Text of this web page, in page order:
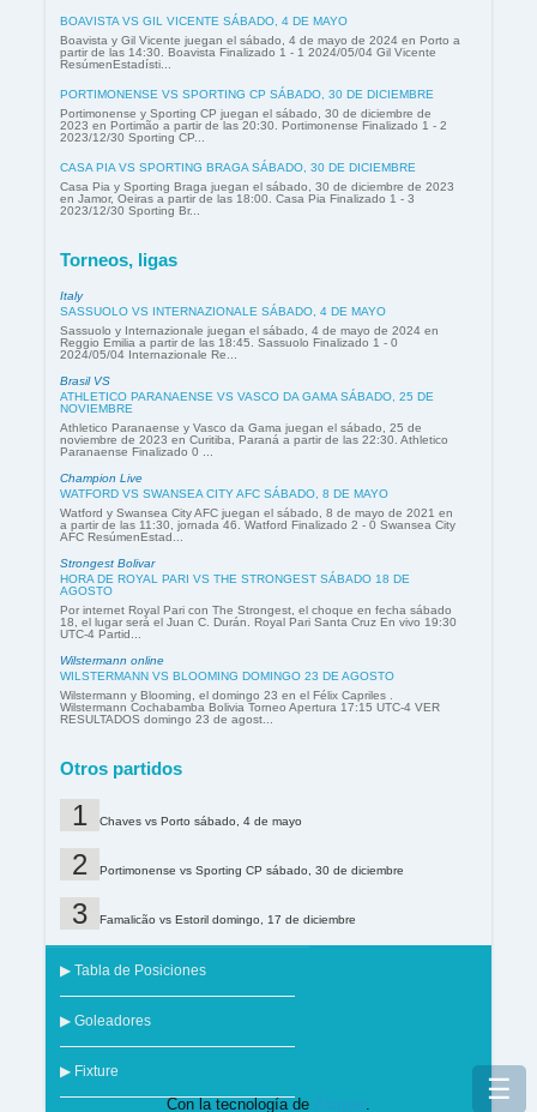
BOAVISTA VS GIL VICENTE SÁBADO, 4 DE MAYO
Boavista y Gil Vicente juegan el sábado, 4 de mayo de 2024 en Porto a
partir de las 14:30. Boavista Finalizado 1 - 1 2024/05/04 Gil Vicente
ResúmenEstadísti...
PORTIMONENSE VS SPORTING CP SÁBADO, 30 DE DICIEMBRE
Portimonense y Sporting CP juegan el sábado, 30 de diciembre de
2023 en Portimão a partir de las 20:30. Portimonense Finalizado 1 - 2
2023/12/30 Sporting CP...
CASA PIA VS SPORTING BRAGA SÁBADO, 30 DE DICIEMBRE
Casa Pia y Sporting Braga juegan el sábado, 30 de diciembre de 2023
en Jamor, Oeiras a partir de las 18:00. Casa Pia Finalizado 1 - 3
2023/12/30 Sporting Br...
Torneos, ligas
Italy
SASSUOLO VS INTERNAZIONALE SÁBADO, 4 DE MAYO
Sassuolo y Internazionale juegan el sábado, 4 de mayo de 2024 en
Reggio Emilia a partir de las 18:45. Sassuolo Finalizado 1 - 0
2024/05/04 Internazionale Re...
Brasil VS
ATHLETICO PARANAENSE VS VASCO DA GAMA SÁBADO, 25 DE
NOVIEMBRE
Athletico Paranaense y Vasco da Gama juegan el sábado, 25 de
noviembre de 2023 en Curitiba, Paraná a partir de las 22:30. Athletico
Paranaense Finalizado 0 ...
Champion Live
WATFORD VS SWANSEA CITY AFC SÁBADO, 8 DE MAYO
Watford y Swansea City AFC juegan el sábado, 8 de mayo de 2021 en
a partir de las 11:30, jornada 46. Watford Finalizado 2 - 0 Swansea City
AFC ResúmenEstad...
Strongest Bolivar
HORA DE ROYAL PARI VS THE STRONGEST SÁBADO 18 DE
AGOSTO
Por internet Royal Pari con The Strongest, el choque en fecha sábado
18, el lugar será el Juan C. Durán. Royal Pari Santa Cruz En vivo 19:30
UTC-4 Partid...
Wilstermann online
WILSTERMANN VS BLOOMING DOMINGO 23 DE AGOSTO
Wilstermann y Blooming, el domingo 23 en el Félix Capriles .
Wilstermann Cochabamba Bolivia Torneo Apertura 17:15 UTC-4 VER
RESULTADOS domingo 23 de agost...
Otros partidos
Chaves vs Porto sábado, 4 de mayo
Portimonense vs Sporting CP sábado, 30 de diciembre
Famalicão vs Estoril domingo, 17 de diciembre
☰
▶ Tabla de Posiciones
▶ Goleadores
▶ Fixture
Con la tecnología de .